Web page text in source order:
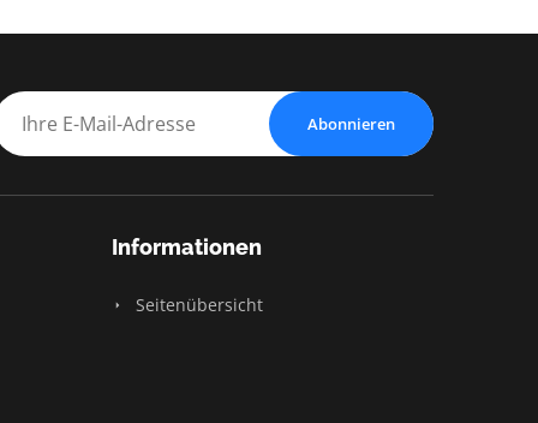
Abonnieren
Informationen
Seitenübersicht